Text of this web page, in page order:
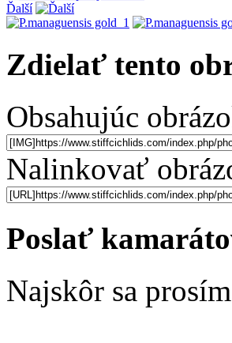
Ďalší
Zdielať tento
Obsahujúc
Nalinkovať
Poslať
Najskôr sa